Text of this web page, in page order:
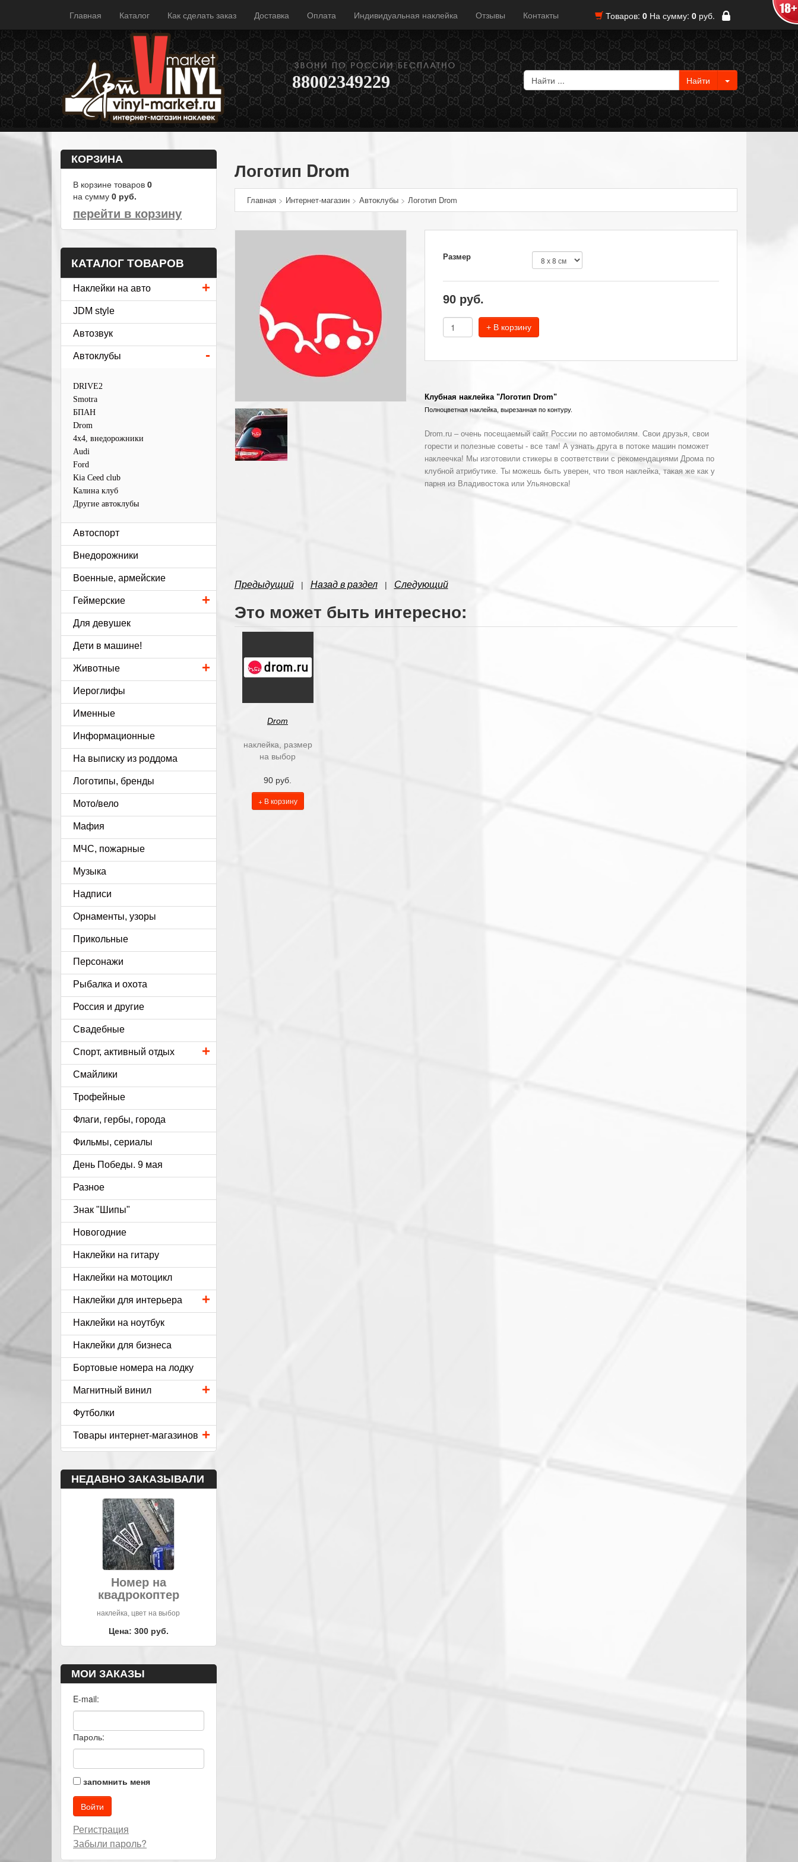
Товаров: 0 На сумму: 0 руб.
Главная Каталог Как сделать заказ Доставка Оплата Индивидуальная наклейка Отзывы Контакты
88002349229
Логотип Drom
Главная> Интернет-магазин> Автоклубы> Логотип Drom
Размер
90руб.
+ В корзину
Клубная наклейка "Логотип Drom"
Полноцветная наклейка, вырезанная по контуру.
Drom.ru – очень посещаемый сайт России по автомобилям. Свои друзья, свои
горести и полезные советы - все там! А узнать друга в потоке машин поможет
наклеечка! Мы изготовили стикеры в соответствии с рекомендациями Дрома по
клубной атрибутике. Ты можешь быть уверен, что твоя наклейка, такая же как у
парня из Владивостока или Ульяновска!
Предыдущий| Назад в раздел| Следующий
Это может быть интересно:
Drom
наклейка, размер
на выбор
90 руб.
+ В корзину
КОРЗИНА
В корзине товаров 0
на сумму 0 руб.
перейти в корзину
КАТАЛОГ ТОВАРОВ
+
Наклейки на авто
JDM style
Автозвук
-
Автоклубы
DRIVE2
Smotra
БПАН
Drom
4х4, внедорожники
Audi
Ford
Kia Ceed club
Калина клуб
Другие автоклубы
Автоспорт
Внедорожники
Военные, армейские
+
Геймерские
Для девушек
Дети в машине!
+
Животные
Иероглифы
Именные
Информационные
На выписку из роддома
Логотипы, бренды
Мото/вело
Мафия
МЧС, пожарные
Музыка
Надписи
Орнаменты, узоры
Прикольные
Персонажи
Рыбалка и охота
Россия и другие
Свадебные
+
Спорт, активный отдых
Смайлики
Трофейные
Флаги, гербы, города
Фильмы, сериалы
День Победы. 9 мая
Разное
Знак "Шипы"
Новогодние
Наклейки на гитару
Наклейки на мотоцикл
+
Наклейки для интерьера
Наклейки на ноутбук
Наклейки для бизнеса
Бортовые номера на лодку
+
Магнитный винил
Футболки
+
Товары интернет-магазинов
НЕДАВНО ЗАКАЗЫВАЛИ
Номер на
квадрокоптер
наклейка, цвет на выбор
Цена: 300 руб.
МОИ ЗАКАЗЫ
E-mail:
Пароль:
запомнить меня
Регистрация
Забыли пароль?